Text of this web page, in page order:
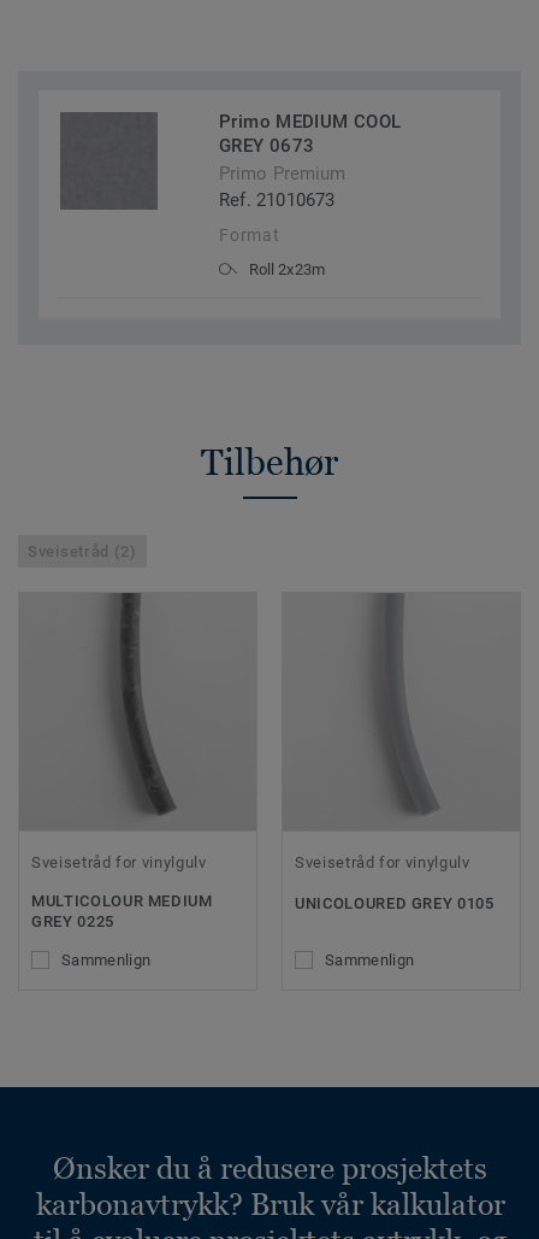
Primo MEDIUM COOL
GREY 0673
Primo Premium
Ref. 21010673
Format
Roll 2x23m
Tilbehør
Sveisetråd (2)
Sveisetråd for vinylgulv
MULTICOLOUR MEDIUM
GREY 0225
Sammenlign
Sveisetråd for vinylgulv
UNICOLOURED GREY 0105
Sammenlign
Ønsker du å redusere prosjektets
karbonavtrykk? Bruk vår kalkulator